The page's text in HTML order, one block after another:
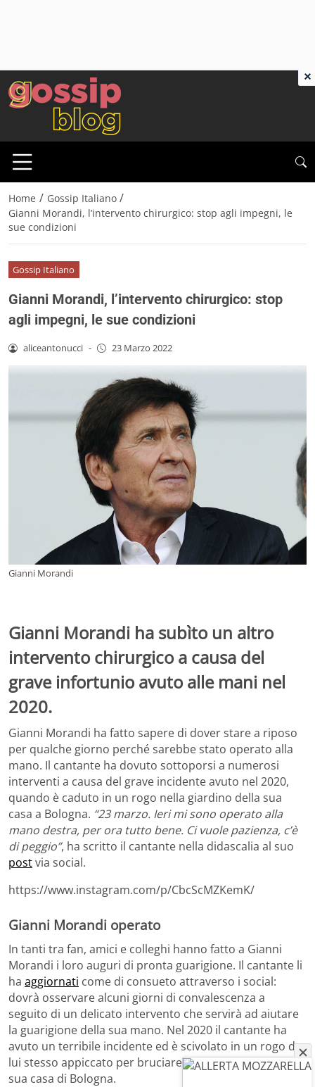
Home / Gossip Italiano /
Gianni Morandi, l’intervento chirurgico: stop agli impegni, le
sue condizioni
Gossip Italiano
Gianni Morandi, l’intervento chirurgico: stop
agli impegni, le sue condizioni
aliceantonucci - 23 Marzo 2022
Gianni Morandi
Gianni Morandi ha subìto un altro
intervento chirurgico a causa del
grave infortunio avuto alle mani nel
2020.
Gianni Morandi ha fatto sapere di dover stare a riposo
per qualche giorno perché sarebbe stato operato alla
mano. Il cantante ha dovuto sottoporsi a numerosi
interventi a causa del grave incidente avuto nel 2020,
quando è caduto in un rogo nella giardino della sua
casa a Bologna. “23 marzo. Ieri mi sono operato alla
mano destra, per ora tutto bene. Ci vuole pazienza, c’è
di peggio”, ha scritto il cantante nella didascalia al suo
postvia social.
https://www.instagram.com/p/CbcScMZKemK/
Gianni Morandi operato
In tanti tra fan, amici e colleghi hanno fatto a Gianni
Morandi i loro auguri di pronta guarigione. Il cantante li
ha aggiornati come di consueto attraverso i social:
dovrà osservare alcuni giorni di convalescenza a
seguito di un delicato intervento che servirà ad aiutare
la guarigione della sua mano. Nel 2020 il cantante ha
avuto un terribile incidente ed è scivolato in un rogo da
lui stesso appiccato per bruciare alcune sterpaglie nella
sua casa di Bologna.
×